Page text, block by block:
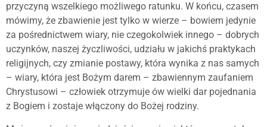
przyczyną wszelkiego możliwego ratunku. W końcu, czasem
mówimy, że zbawienie jest tylko w wierze – bowiem jedynie
za pośrednictwem wiary, nie czegokolwiek innego – dobrych
uczynków, naszej życzliwości, udziału w jakichś praktykach
religijnych, czy zmianie postawy, która wynika z nas samych
– wiary, która jest Bożym darem – zbawiennym zaufaniem
Chrystusowi – człowiek otrzymuje ów wielki dar pojednania
z Bogiem i zostaje włączony do Bożej rodziny.